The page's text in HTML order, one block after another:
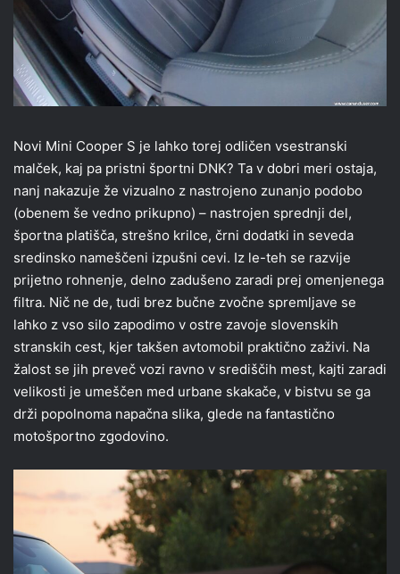
Novi Mini Cooper S je lahko torej odličen vsestranski
malček, kaj pa pristni športni DNK? Ta v dobri meri ostaja,
nanj nakazuje že vizualno z nastrojeno zunanjo podobo
(obenem še vedno prikupno) – nastrojen sprednji del,
športna platišča, strešno krilce, črni dodatki in seveda
sredinsko nameščeni izpušni cevi. Iz le-teh se razvije
prijetno rohnenje, delno zadušeno zaradi prej omenjenega
filtra. Nič ne de, tudi brez bučne zvočne spremljave se
lahko z vso silo zapodimo v ostre zavoje slovenskih
stranskih cest, kjer takšen avtomobil praktično zaživi. Na
žalost se jih preveč vozi ravno v središčih mest, kajti zaradi
velikosti je umeščen med urbane skakače, v bistvu se ga
drži popolnoma napačna slika, glede na fantastično
motošportno zgodovino.